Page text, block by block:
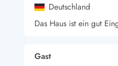
Weihnachten in Dänemark
Heiraten in Dänemark
Wikinger in Dänemark
Deutschland
Das Haus ist ein gut
Gast